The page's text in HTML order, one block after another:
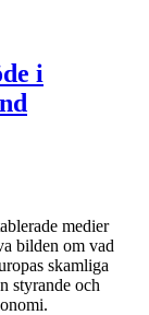
i
medier
bilden om vad
skamliga
styrande och